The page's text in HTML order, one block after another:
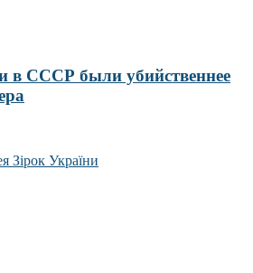
в СССР были убийственнее
Зірок України